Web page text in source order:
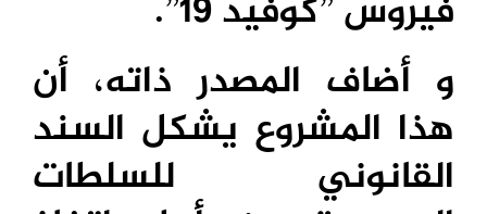
فيروس ”كوفيد 19”.
و أضاف المصدر ذاته، أن
هذا المشروع يشكل السند
القانوني للسلطات